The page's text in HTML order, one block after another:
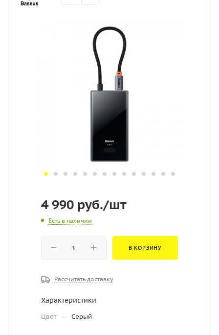
4 990 руб./шт
Есть в наличии
В КОРЗИНУ
Рассчитать доставку
Характеристики
Цвет — Серый